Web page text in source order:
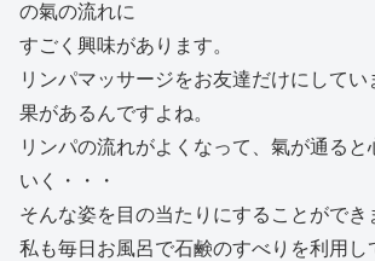
の氣の流れに
すごく興味があります。
リンパマッサージをお友達だけにしてい
果があるんですよね。
リンパの流れがよくなって、氣が通ると
いく・・・
そんな姿を目の当たりにすることができ
私も毎日お風呂で石鹸のすべりを利用し